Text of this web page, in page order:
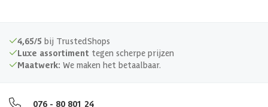
4,65/5 bij TrustedShops
Luxe assortiment tegen scherpe prijzen
Maatwerk: We maken het betaalbaar.
076 - 80 801 24